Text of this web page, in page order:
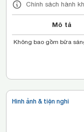
Chính sách hành
Mô tả
Không bao gồm bữa
Hình ảnh & tiện nghi